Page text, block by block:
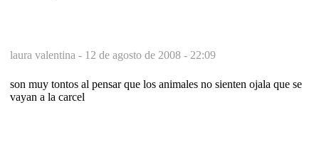
laura valentina - 12 de agosto de 2008 - 22:09
son muy tontos al pensar que los animales no sienten ojala que se
vayan a la carcel